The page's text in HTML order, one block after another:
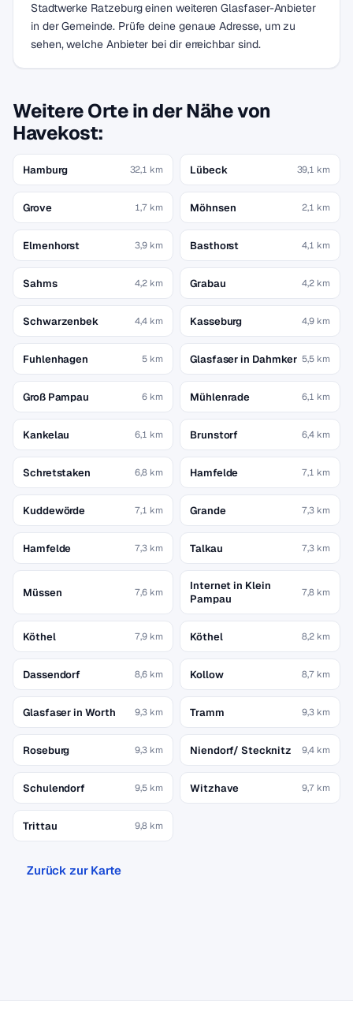
Stadtwerke Ratzeburg einen weiteren Glasfaser-Anbieter
in der Gemeinde. Prüfe deine genaue Adresse, um zu
sehen, welche Anbieter bei dir erreichbar sind.
Weitere Orte in der Nähe von
Havekost:
Hamburg 32,1 km Lübeck 39,1 km
Grove 1,7 km Möhnsen 2,1 km
Elmenhorst 3,9 km Basthorst 4,1 km
Sahms 4,2 km Grabau 4,2 km
Schwarzenbek 4,4 km Kasseburg 4,9 km
Fuhlenhagen 5 km Glasfaser in Dahmker 5,5 km
Groß Pampau 6 km Mühlenrade 6,1 km
Kankelau 6,1 km Brunstorf 6,4 km
Schretstaken 6,8 km Hamfelde 7,1 km
Kuddewörde 7,1 km Grande 7,3 km
Hamfelde 7,3 km Talkau 7,3 km
Müssen 7,6 km
Internet in Klein
Pampau
7,8 km
Köthel 7,9 km Köthel 8,2 km
Dassendorf 8,6 km Kollow 8,7 km
Glasfaser in Worth 9,3 km Tramm 9,3 km
Roseburg 9,3 km Niendorf/ Stecknitz 9,4 km
Schulendorf 9,5 km Witzhave 9,7 km
Trittau 9,8 km
Zurück zur Karte